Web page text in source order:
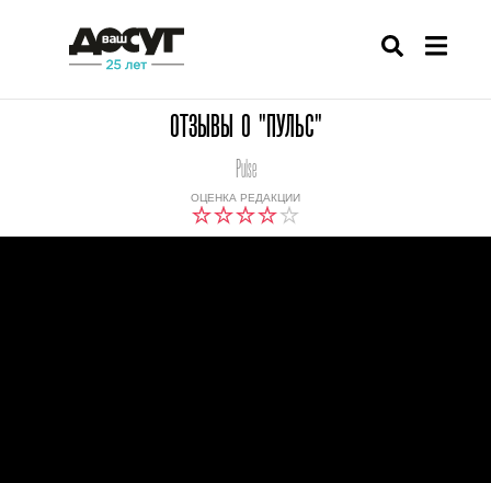
ОТЗЫВЫ О "ПУЛЬС"
ОЦЕНКА РЕДАКЦИИ
Pulse